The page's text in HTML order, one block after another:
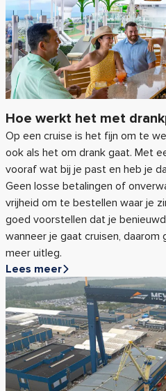
Hoe werkt het met
Op een cruise is het fijn om te
ook als het om drank gaat. Met
vooraf wat bij je past en heb je
Geen losse betalingen of
vrijheid om te bestellen waar je
goed voorstellen dat je
wanneer je gaat cruisen,
meer uitleg.
Lees meer